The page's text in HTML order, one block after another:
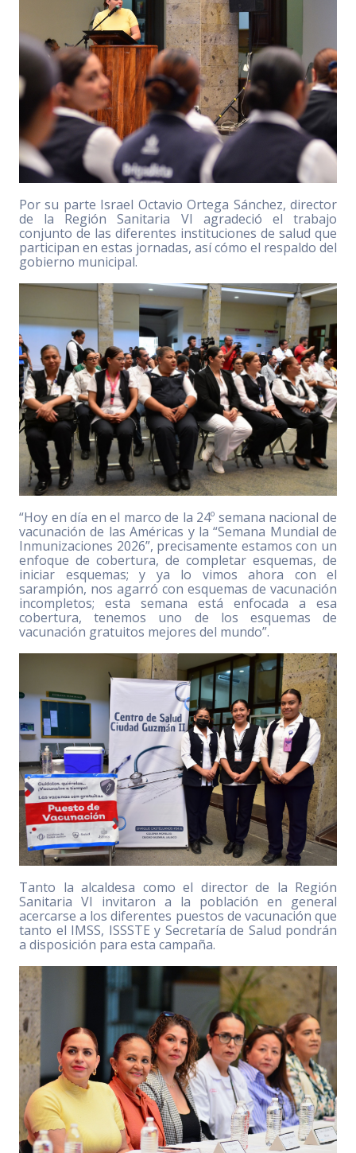
Por su parte Israel Octavio Ortega Sánchez, director
de la Región Sanitaria VI agradeció el trabajo
conjunto de las diferentes instituciones de salud que
participan en estas jornadas, así cómo el respaldo del
gobierno municipal.
“Hoy en día en el marco de la 24º semana nacional de
vacunación de las Américas y la “Semana Mundial de
Inmunizaciones 2026”, precisamente estamos con un
enfoque de cobertura, de completar esquemas, de
iniciar esquemas; y ya lo vimos ahora con el
sarampión, nos agarró con esquemas de vacunación
incompletos; esta semana está enfocada a esa
cobertura, tenemos uno de los esquemas de
vacunación gratuitos mejores del mundo”.
Tanto la alcaldesa como el director de la Región
Sanitaria VI invitaron a la población en general
acercarse a los diferentes puestos de vacunación que
tanto el IMSS, ISSSTE y Secretaría de Salud pondrán
a disposición para esta campaña.